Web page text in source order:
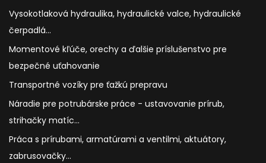
Vysokotlaková hydraulika, hydraulické valce, hydraulické
čerpadlá...
Momentové kľúče, orechy a ďalšie príslušenstvo pre
bezpečné uťahovanie
Transportné vozíky pre ťažkú prepravu
Náradie pre potrubárske práce - ustavovanie prírub,
strihačky matíc...
Práca s prírubami, armatúrami a ventilmi, aktuátory,
zabrusovačky...